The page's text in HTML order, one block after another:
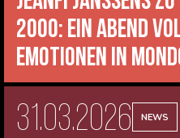
2000: Ein Abend
Emotionen in
31.03.2026 NEWS